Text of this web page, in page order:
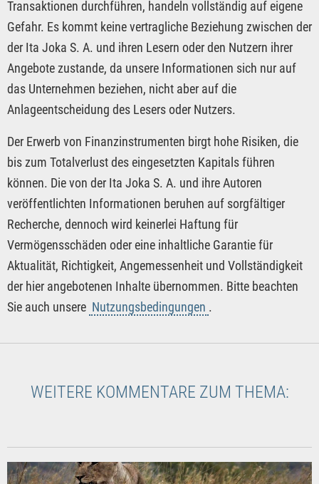
Transaktionen durchführen, handeln vollständig auf eigene
Gefahr. Es kommt keine vertragliche Beziehung zwischen der
der Ita Joka S. A. und ihren Lesern oder den Nutzern ihrer
Angebote zustande, da unsere Informationen sich nur auf
das Unternehmen beziehen, nicht aber auf die
Anlageentscheidung des Lesers oder Nutzers.
Der Erwerb von Finanzinstrumenten birgt hohe Risiken, die
bis zum Totalverlust des eingesetzten Kapitals führen
können. Die von der Ita Joka S. A. und ihre Autoren
veröffentlichten Informationen beruhen auf sorgfältiger
Recherche, dennoch wird keinerlei Haftung für
Vermögensschäden oder eine inhaltliche Garantie für
Aktualität, Richtigkeit, Angemessenheit und Vollständigkeit
der hier angebotenen Inhalte übernommen. Bitte beachten
Sie auch unsere Nutzungsbedingungen .
WEITERE KOMMENTARE ZUM THEMA: